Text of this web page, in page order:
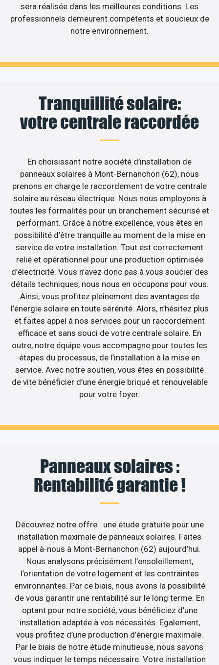
sera réalisée dans les meilleures conditions. Les
professionnels demeurent compétents et soucieux de
notre environnement.
Tranquillité solaire:
votre centrale raccordée
En choisissant notre société d’installation de
panneaux solaires à Mont-Bernanchon (62), nous
prenons en charge le raccordement de votre centrale
solaire au réseau électrique. Nous nous employons à
toutes les formalités pour un branchement sécurisé et
performant. Grâce à notre excellence, vous êtes en
possibilité d’être tranquille au moment de la mise en
service de votre installation. Tout est correctement
relié et opérationnel pour une production optimisée
d’électricité. Vous n’avez donc pas à vous soucier des
détails techniques, nous nous en occupons pour vous.
Ainsi, vous profitez pleinement des avantages de
l’énergie solaire en toute sérénité. Alors, n’hésitez plus
et faites appel à nos services pour un raccordement
efficace et sans souci de votre centrale solaire. En
outre, notre équipe vous accompagne pour toutes les
étapes du processus, de l’installation à la mise en
service. Avec notre soutien, vous êtes en possibilité
de vite bénéficier d’une énergie briqué et renouvelable
pour votre foyer.
Panneaux solaires :
Rentabilité garantie !
Découvrez notre offre : une étude gratuite pour une
installation maximale de panneaux solaires. Faites
appel à-nous à Mont-Bernanchon (62) aujourd’hui.
Nous analysons précisément l’ensoleillement,
l’orientation de votre logement et les contraintes
environnantes. Par ce biais, nous avons la possibilité
de vous garantir une rentabilité sur le long terme. En
optant pour notre société, vous bénéficiez d’une
installation adaptée à vos nécessités. Egalement,
vous profitez d’une production d’énergie maximale.
Par le biais de notre étude minutieuse, nous savons
vous indiquer le temps nécessaire. Votre installation